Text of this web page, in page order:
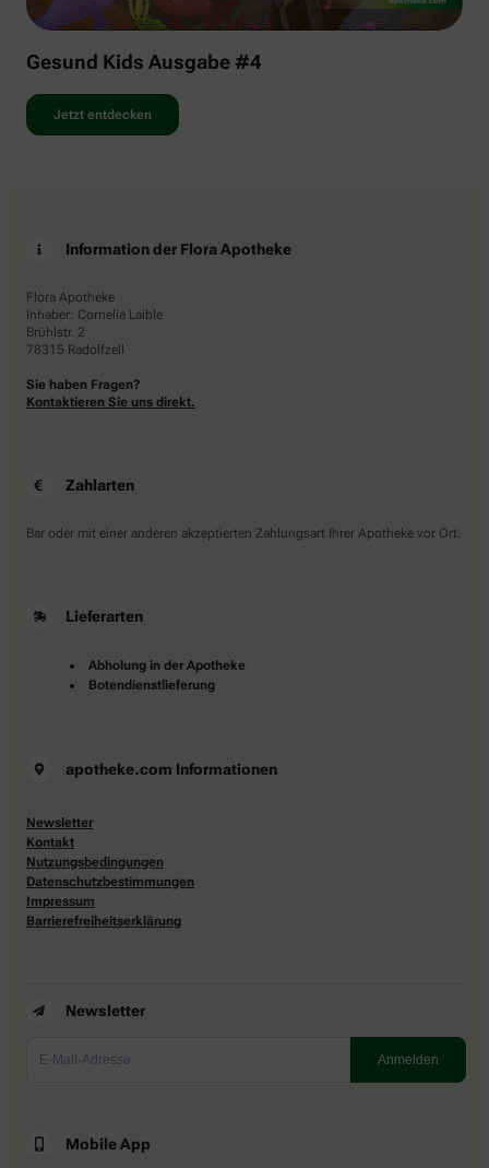
Gesund Kids Ausgabe #4
Jetzt entdecken
Information der Flora Apotheke
Flora Apotheke
Inhaber: Cornelia Laible
Brühlstr. 2
78315 Radolfzell
Sie haben Fragen?
Kontaktieren Sie uns direkt.
Zahlarten
Bar oder mit einer anderen akzeptierten Zahlungsart Ihrer Apotheke vor Ort.
Lieferarten
Abholung in der Apotheke
Botendienstlieferung
apotheke.com Informationen
Newsletter
Kontakt
Nutzungsbedingungen
Datenschutzbestimmungen
Impressum
Barrierefreiheitserklärung
Newsletter
Mobile App